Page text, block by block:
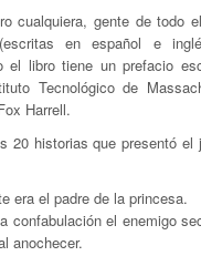
cualquiera, gente de todo
en español e
el libro tiene un prefacio
Tecnológico de
Harrell.
20 historias que presentó el
era el padre de la princesa.
confabulación el enemigo
anochecer.